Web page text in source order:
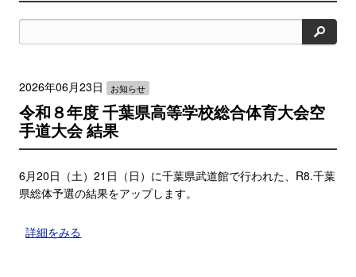
検
索
2026年06月23日 お知らせ
令和８年度 千葉県高等学校総合体育大会空
手道大会 結果
6月20日（土）21日（日）に千葉県武道館で行われた、R8.千葉
県総体予選の結果をアップします。
詳細をみる